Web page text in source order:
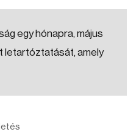
egy hónapra, május
letartóztatását, amely